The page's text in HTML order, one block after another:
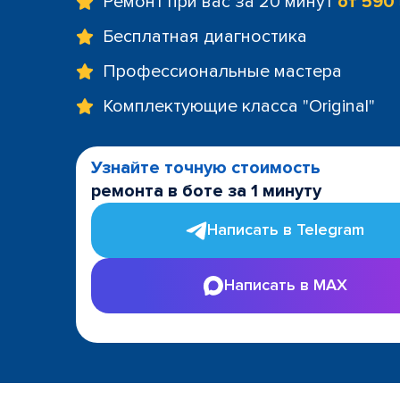
Бесплатная диагностика
Профессиональные мастера
Комплектующие класса "Original"
Узнайте точную стоимость
ремонта в боте за 1 минуту
Написать в Telegram
Написать в MAX